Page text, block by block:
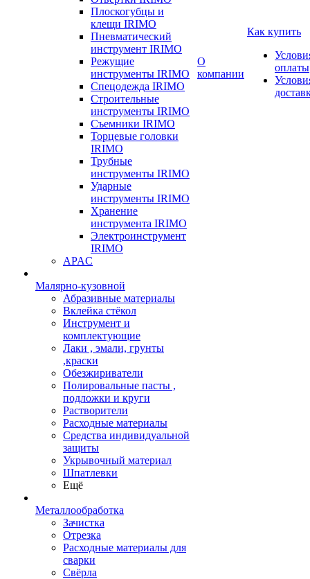
Плоскогубцы и
клещи IRIMO
Пневматический
инструмент IRIMO
Режущие
инструменты IRIMO
Спецодежда IRIMO
Строительные
инструменты IRIMO
Съемники IRIMO
Торцевые головки
IRIMO
Трубные
инструменты IRIMO
Ударные
инструменты IRIMO
Хранение
инструмента IRIMO
Электроинструмент
IRIMO
APAC
Малярно-кузовной
Абразивные материалы
Вклейка стёкол
Инструмент и
комплектующие
Лаки , эмали, грунты
,краски
Обезжириватели
Полировальные пасты ,
подложки и круги
Растворители
Расходные материалы
Средства индивидуальной
защиты
Укрывочный материал
Шпатлевки
Ещё
Металлообработка
Зачистка
Отрезка
Расходные материалы для
сварки
Свёрла
О
компании
Как купить
оплаты